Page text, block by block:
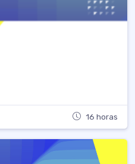
16 horas